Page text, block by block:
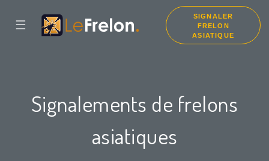
☰
SIGNALER
FRELON
ASIATIQUE
Signalements de frelons
asiatiques